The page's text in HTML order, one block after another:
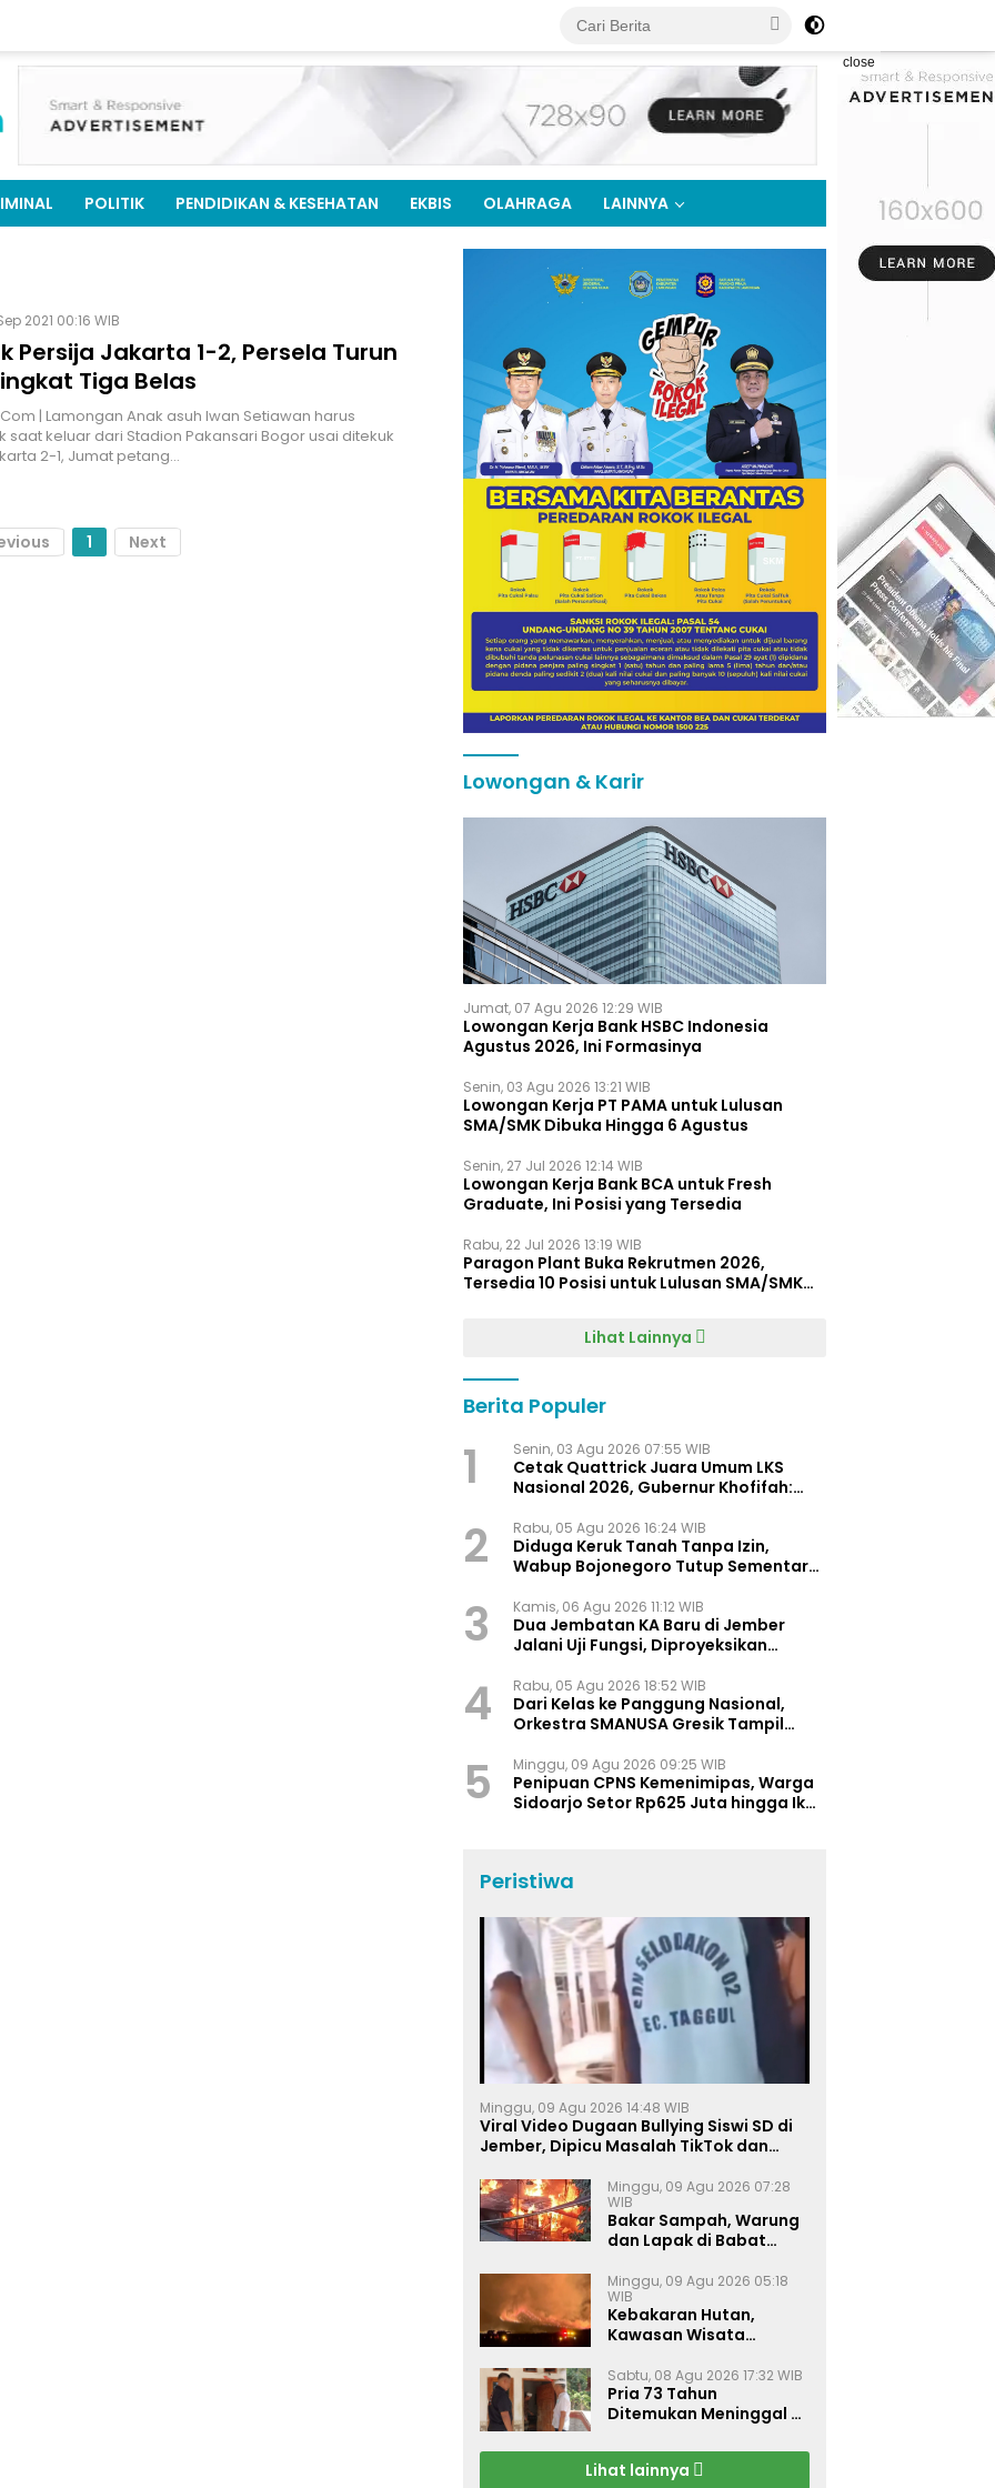
close
POLITIK PENDIDIKAN & KESEHATAN EKBIS OLAHRAGA LAINNYA
2021 00:16 WIB
Persija Jakarta 1-2, Persela Turun
Tiga Belas
| Lamongan Anak asuh Iwan Setiawan harus
saat keluar dari Stadion Pakansari Bogor usai ditekuk
2-1, Jumat petang…
1 Next
Lowongan & Karir
Jumat, 07 Agu 2026 12:29 WIB
Lowongan Kerja Bank HSBC Indonesia
Agustus 2026, Ini Formasinya
Senin, 03 Agu 2026 13:21 WIB
Lowongan Kerja PT PAMA untuk Lulusan
SMA/SMK Dibuka Hingga 6 Agustus
Senin, 27 Jul 2026 12:14 WIB
Lowongan Kerja Bank BCA untuk Fresh
Graduate, Ini Posisi yang Tersedia
Rabu, 22 Jul 2026 13:19 WIB
Paragon Plant Buka Rekrutmen 2026,
Tersedia 10 Posisi untuk Lulusan SMA/SMK
Lihat Lainnya
Berita Populer
1 Senin, 03 Agu 2026 07:55 WIB
Cetak Quattrick Juara Umum LKS
Nasional 2026, Gubernur Khofifah:
Indonesia
2 Rabu, 05 Agu 2026 16:24 WIB
Diduga Keruk Tanah Tanpa Izin,
Wabup Bojonegoro Tutup Sementara
3 Kamis, 06 Agu 2026 11:12 WIB
Dua Jembatan KA Baru di Jember
Jalani Uji Fungsi, Diproyeksikan
4 Rabu, 05 Agu 2026 18:52 WIB
Dari Kelas ke Panggung Nasional,
Orkestra SMANUSA Gresik Tampil
2026
5 Minggu, 09 Agu 2026 09:25 WIB
Penipuan CPNS Kemenimipas, Warga
Sidoarjo Setor Rp625 Juta hingga Ikut
Peristiwa
Minggu, 09 Agu 2026 14:48 WIB
Viral Video Dugaan Bullying Siswi SD di
Jember, Dipicu Masalah TikTok dan
Minggu, 09 Agu 2026 07:28
WIB
Bakar Sampah, Warung
dan Lapak di Babat
Api
Minggu, 09 Agu 2026 05:18
WIB
Kebakaran Hutan,
Kawasan Wisata
Total
Sabtu, 08 Agu 2026 17:32 WIB
Pria 73 Tahun
Ditemukan Meninggal di
Sumenep
Lihat lainnya